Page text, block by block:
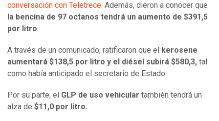
conversación con Teletrece. Además, dieron a conocer que
la bencina de 97 octanos tendrá un aumento de $391,5
por litro.
A través de un comunicado, ratificaron que el kerosene
aumentará $138,5 por litro y el diésel subirá $580,3, tal
como había anticipado el secretario de Estado.
Por su parte, el GLP de uso vehicular también tendrá un
alza de $11,0 por litro.